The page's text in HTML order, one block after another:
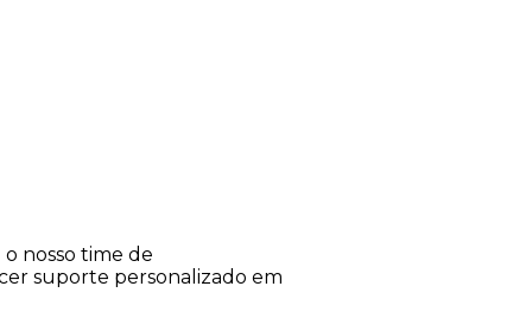
nosso time de
suporte personalizado em